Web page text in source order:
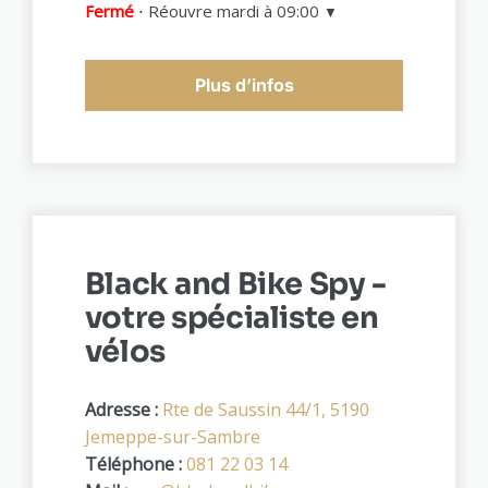
Fermé⋅ Réouvre mardi à 09:00 ▼
Plus d’infos
Black and Bike Spy -
votre spécialiste en
vélos
Adresse : Rte de Saussin 44/1, 5190
Jemeppe-sur-Sambre
Téléphone :081 22 03 14